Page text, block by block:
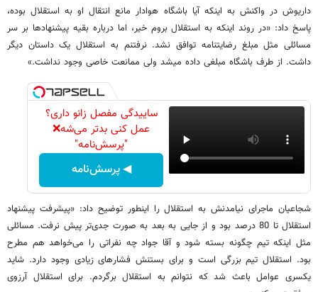
داریوش در واکنش به اینکه آیا باشگاه هوادار مانع انتقال او به استقلال بوده،
پاسخ داد: «در روند اینکه به استقلال بروم خیر، اما درباره بقیه پیشنهادها بر سر
مسائلی مثل مبلغ رضایتنامه توافق نشد. نرفتنم به استقلال یک داستان دیگر
داشت. از طرف باشگاه مبلغی داده میشد ولی ممانعت خاصی وجود نداشت.»
ساییدگی مفصل زانو داری؟
عمل کنی بدتر می‌شه❌
"پرسش‌نامه"
◀ پرسش‌نامه
شجاعیان ماجرای نیامدنش به استقلال را اینطور توضیح داد: «پیشرفت پیشنهاد
استقلال تا 80 درصد بود و از جایی به بعد به صورت جدی‌تر پیش نرفت. مسائلی
مثل اینکه تیم چگونه بسته شود و آقا جواد چه نفراتی را می‌خواهد هم مطرح
بود. استقلال تیم بزرگی است و برای بستنش فشارهای زیادی وجود دارد. شاید
یکسری عوامل باعث شد که نتوانم به استقلال برگردم. برای استقلال آرزوی